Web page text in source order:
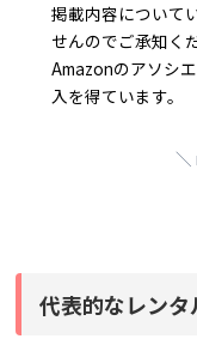
掲載内容について
せんのでご承知く
Amazonのアソシ
入を得ています。
代表的なレンタ